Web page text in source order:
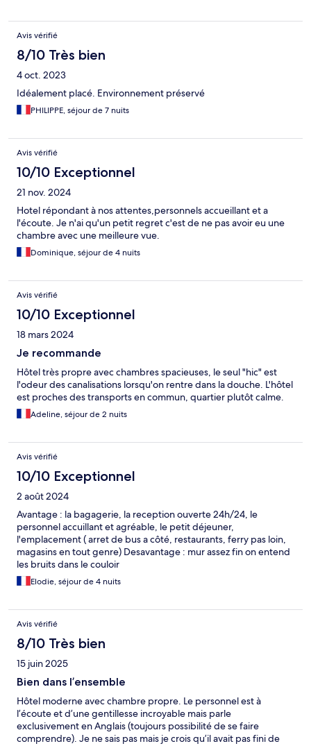
Avis vérifié
8/10 Très bien
4 oct. 2023
Idéalement placé. Environnement préservé
PHILIPPE, séjour de 7 nuits
Avis vérifié
10/10 Exceptionnel
21 nov. 2024
Hotel répondant à nos attentes,personnels accueillant et a
l'écoute. Je n'ai qu'un petit regret c'est de ne pas avoir eu une
chambre avec une meilleure vue.
Dominique, séjour de 4 nuits
Avis vérifié
10/10 Exceptionnel
18 mars 2024
Je recommande
Hôtel très propre avec chambres spacieuses, le seul "hic" est
l'odeur des canalisations lorsqu'on rentre dans la douche. L'hôtel
est proches des transports en commun, quartier plutôt calme.
Adeline, séjour de 2 nuits
Avis vérifié
10/10 Exceptionnel
2 août 2024
Avantage : la bagagerie, la reception ouverte 24h/24, le
personnel accuillant et agréable, le petit déjeuner,
l'emplacement ( arret de bus a côté, restaurants, ferry pas loin,
magasins en tout genre) Desavantage : mur assez fin on entend
les bruits dans le couloir
Elodie, séjour de 4 nuits
Avis vérifié
8/10 Très bien
15 juin 2025
Bien dans l’ensemble
Hôtel moderne avec chambre propre. Le personnel est à
l’écoute et d’une gentillesse incroyable mais parle
exclusivement en Anglais (toujours possibilité de se faire
comprendre). Je ne sais pas mais je crois qu’il avait pas fini de